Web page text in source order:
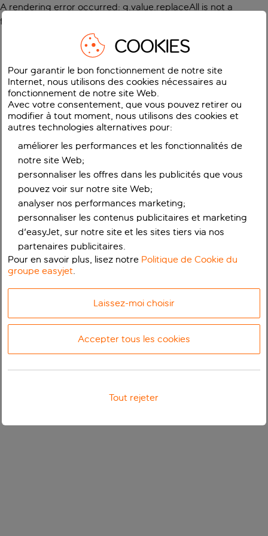
A rendering error occurred: g.value.replaceAll is not a
function
COOKIES
Pour garantir le bon fonctionnement de notre site
Internet, nous utilisons des cookies nécessaires au
fonctionnement de notre site Web.
Avec votre consentement, que vous pouvez retirer ou
modifier à tout moment, nous utilisons des cookies et
autres technologies alternatives pour:
améliorer les performances et les fonctionnalités de
notre site Web;
personnaliser les offres dans les publicités que vous
pouvez voir sur notre site Web;
analyser nos performances marketing;
personnaliser les contenus publicitaires et marketing
d'easyJet, sur notre site et les sites tiers via nos
partenaires publicitaires.
Pour en savoir plus, lisez notre Politique de Cookie du
groupe easyjet.
Laissez-moi choisir
Accepter tous les cookies
Tout rejeter